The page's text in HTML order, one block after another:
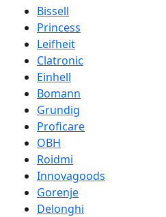
Bissell
Princess
Leifheit
Clatronic
Einhell
Bomann
Grundig
Proficare
OBH
Roidmi
Innovagoods
Gorenje
Delonghi